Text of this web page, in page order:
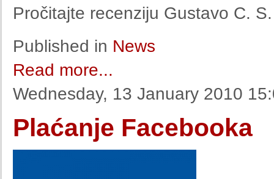
Pročitajte recenziju Gustavo C.
Published in News
Read more...
Wednesday, 13 January 2010
Plaćanje Facebooka